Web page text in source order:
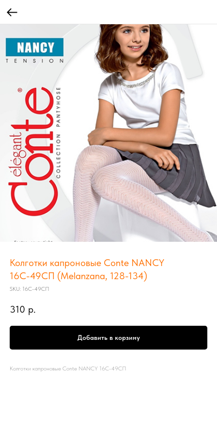
Колготки капроновые Conte NANCY
16С-49СП (Melanzana, 128-134)
SKU: 16С-49СП
310 р.
Добавить в корзину
Колготки капроновые Conte NANCY 16С-49СП